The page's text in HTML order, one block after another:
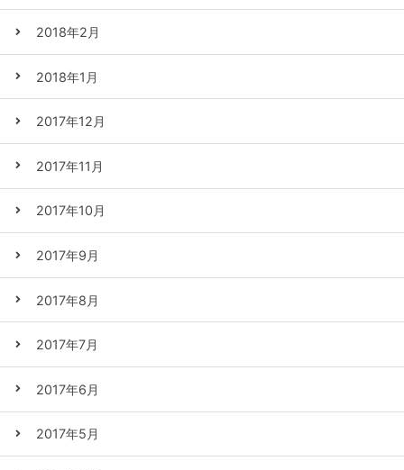
2018年2月
2018年1月
2017年12月
2017年11月
2017年10月
2017年9月
2017年8月
2017年7月
2017年6月
2017年5月